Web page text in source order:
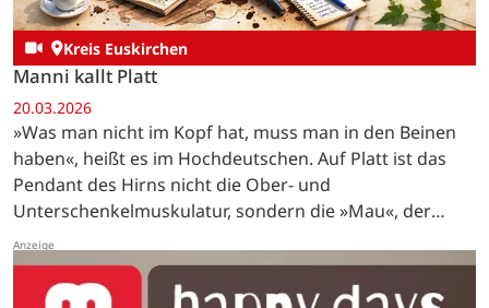
Kreis Euskirchen
Manni kallt Platt
20.03.2026
»Was man nicht im Kopf hat, muss man in den Beinen
haben«, heißt es im Hochdeutschen. Auf Platt ist das
Pendant des Hirns nicht die Ober- und
Unterschenkelmuskulatur, sondern die »Mau«, der
lateinisch »Musculus biceps brachii« genannte…